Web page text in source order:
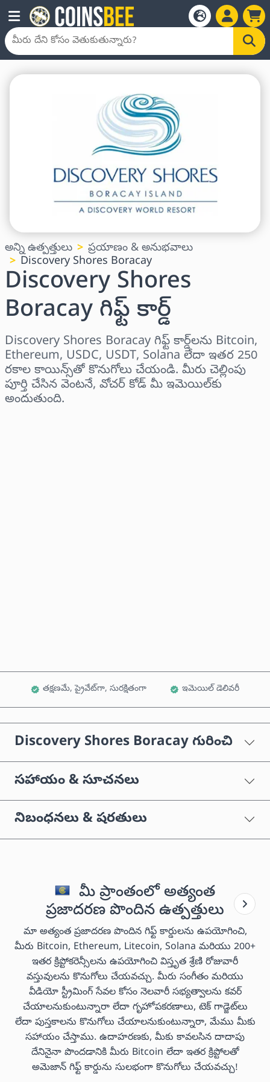
అన్ని ఉత్పత్తులు
ప్రయాణం & అనుభవాలు
Discovery Shores Boracay
Discovery Shores
Boracay గిఫ్ట్ కార్డ్
Discovery Shores Boracay గిఫ్ట్ కార్డ్‌లను Bitcoin,
Ethereum, USDC, USDT, Solana లేదా ఇతర 250
రకాల కాయిన్స్‌తో కొనుగోలు చేయండి. మీరు చెల్లింపు
పూర్తి చేసిన వెంటనే, వోచర్ కోడ్ మీ ఇమెయిల్‌కు
అందుతుంది.
తక్షణమే, ప్రైవేట్‌గా, సురక్షితంగా ఇమెయిల్ డెలివరీ
Discovery Shores Boracay గురించి
సహాయం & సూచనలు
నిబంధనలు & షరతులు
మీ ప్రాంతంలో అత్యంత
ప్రజాదరణ పొందిన ఉత్పత్తులు
మా అత్యంత ప్రజాదరణ పొందిన గిఫ్ట్ కార్డులను ఉపయోగించి,
మీరు Bitcoin, Ethereum, Litecoin, Solana మరియు 200+
ఇతర క్రిప్టోకరెన్సీలను ఉపయోగించి విస్తృత శ్రేణి రోజువారీ
వస్తువులను కొనుగోలు చేయవచ్చు. మీరు సంగీతం మరియు
వీడియో స్ట్రీమింగ్ సేవల కోసం నెలవారీ సభ్యత్వాలను కవర్
చేయాలనుకుంటున్నారా లేదా గృహోపకరణాలు, టెక్ గాడ్జెట్‌లు
లేదా పుస్తకాలను కొనుగోలు చేయాలనుకుంటున్నారా, మేము మీకు
సహాయం చేస్తాము. ఉదాహరణకు, మీకు కావలసిన దాదాపు
దేనినైనా పొందడానికి మీరు Bitcoin లేదా ఇతర క్రిప్టోలతో
అమెజాన్ గిఫ్ట్ కార్డును సులభంగా కొనుగోలు చేయవచ్చు!